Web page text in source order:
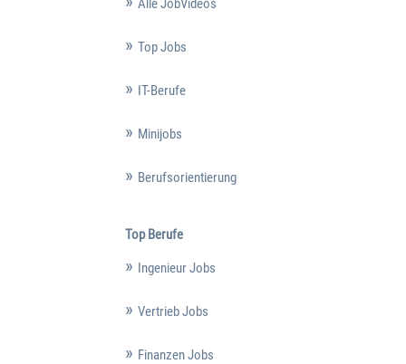
Alle JobVideos
Top Jobs
IT-Berufe
Minijobs
Berufsorientierung
Top Berufe
Ingenieur Jobs
Vertrieb Jobs
Finanzen Jobs